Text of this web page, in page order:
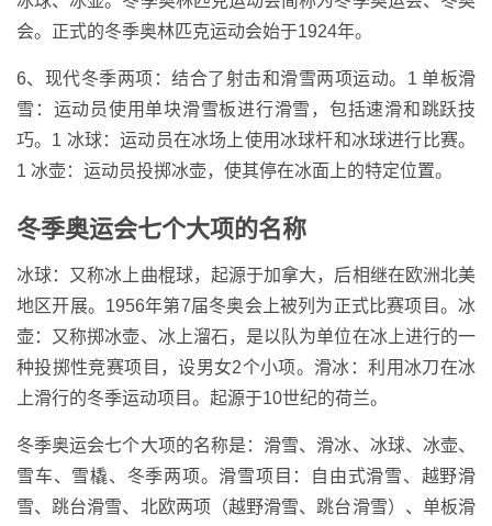
会。正式的冬季奥林匹克运动会始于1924年。
6、现代冬季两项：结合了射击和滑雪两项运动。1 单板滑
雪：运动员使用单块滑雪板进行滑雪，包括速滑和跳跃技
巧。1 冰球：运动员在冰场上使用冰球杆和冰球进行比赛。
1 冰壶：运动员投掷冰壶，使其停在冰面上的特定位置。
冬季奥运会七个大项的名称
冰球：又称冰上曲棍球，起源于加拿大，后相继在欧洲北美
地区开展。1956年第7届冬奥会上被列为正式比赛项目。冰
壶：又称掷冰壶、冰上溜石，是以队为单位在冰上进行的一
种投掷性竞赛项目，设男女2个小项。滑冰：利用冰刀在冰
上滑行的冬季运动项目。起源于10世纪的荷兰。
冬季奥运会七个大项的名称是：滑雪、滑冰、冰球、冰壶、
雪车、雪橇、冬季两项。滑雪项目：自由式滑雪、越野滑
雪、跳台滑雪、北欧两项（越野滑雪、跳台滑雪）、单板滑